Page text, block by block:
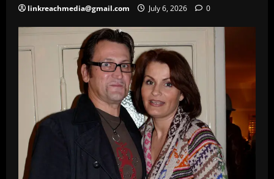
linkreachmedia@gmail.com July 6, 2026 0